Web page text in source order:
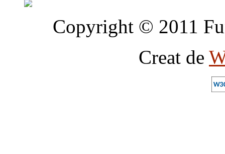
Copyright © 2011
Creat de